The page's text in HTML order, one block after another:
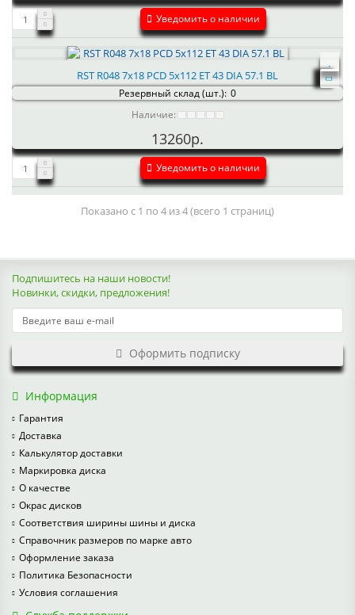
Уведомить о наличии
RST R048 7x18 PCD 5x112 ET 43 DIA 57.1 BL
Резервный склад (шт.): 0
Наличие:
13260р.
Уведомить о наличии
Показано с 1 по 4 из 4 (всего 1 страниц)
Подпишитесь на наши новости!
Новинки, скидки, предложения!
Оформить подписку
Информация
Гарантия
Доставка
Калькулятор доставки
Маркировка диска
О качестве
Окрас дисков
Соответствия ширины шины и диска
Справочник размеров по марке авто
Оформление заказа
Политика Безопасности
Условия соглашения